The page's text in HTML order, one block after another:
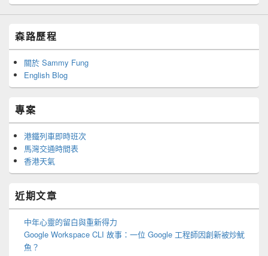
森路歷程
關於 Sammy Fung
English Blog
專案
港鐵列車即時班次
馬灣交通時間表
香港天氣
近期文章
中年心靈的留白與重新得力
Google Workspace CLI 故事：一位 Google 工程師因創新被炒魷
魚？